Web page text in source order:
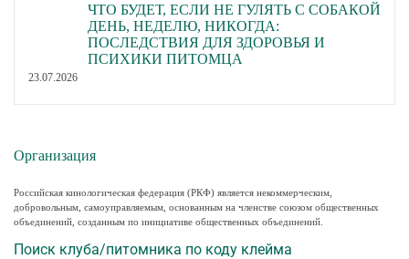
ЧТО БУДЕТ, ЕСЛИ НЕ ГУЛЯТЬ С СОБАКОЙ
ДЕНЬ, НЕДЕЛЮ, НИКОГДА:
ПОСЛЕДСТВИЯ ДЛЯ ЗДОРОВЬЯ И
ПСИХИКИ ПИТОМЦА
23.07.2026
Организация
Российская кинологическая федерация (РКФ) является некоммерческим,
добровольным, самоуправляемым, основанным на членстве союзом общественных
объединений, созданным по инициативе общественных объединений.
Поиск клуба/питомника по коду клейма